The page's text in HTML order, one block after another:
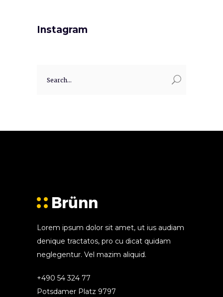
Instagram
Lorem ipsum dolor sit amet, ut ius audiam
denique tractatos, pro cu dicat quidam
neglegentur. Vel mazim aliquid.
+490 54 324 77
Potsdamer Platz 9797